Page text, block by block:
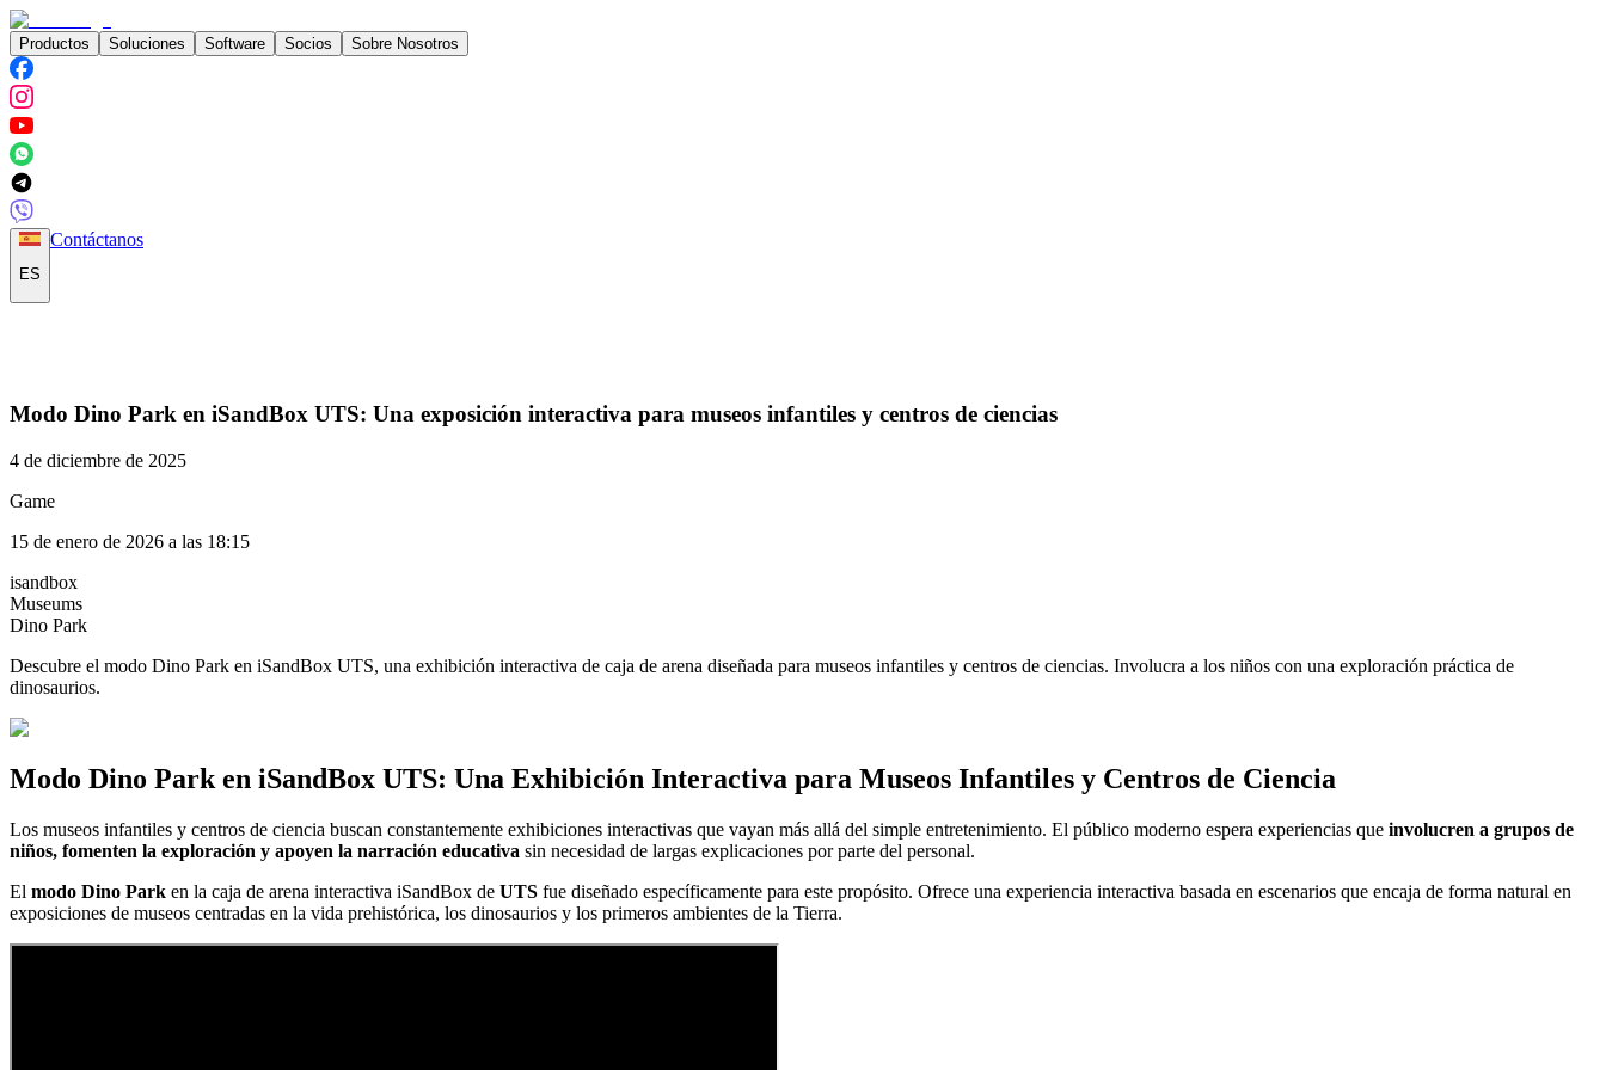
Productos Soluciones Software Socios Sobre Nosotros
ES
Contáctanos
Modo Dino Park en iSandBox UTS: Una exposición interactiva para museos infantiles y centros de ciencias
4 de diciembre de 2025
Game
15 de enero de 2026 a las 18:15
isandbox
Museums
Dino Park
Descubre el modo Dino Park en iSandBox UTS, una exhibición interactiva de caja de arena diseñada para museos infantiles y centros de ciencias. Involucra a los niños con una exploración práctica de
dinosaurios.
Modo Dino Park en iSandBox UTS: Una Exhibición Interactiva para Museos Infantiles y Centros de Ciencia
Los museos infantiles y centros de ciencia buscan constantemente exhibiciones interactivas que vayan más allá del simple entretenimiento. El público moderno espera experiencias que involucren a grupos de
niños, fomenten la exploración y apoyen la narración educativa sin necesidad de largas explicaciones por parte del personal.
El modo Dino Park en la caja de arena interactiva iSandBox de UTS fue diseñado específicamente para este propósito. Ofrece una experiencia interactiva basada en escenarios que encaja de forma natural en
exposiciones de museos centradas en la vida prehistórica, los dinosaurios y los primeros ambientes de la Tierra.